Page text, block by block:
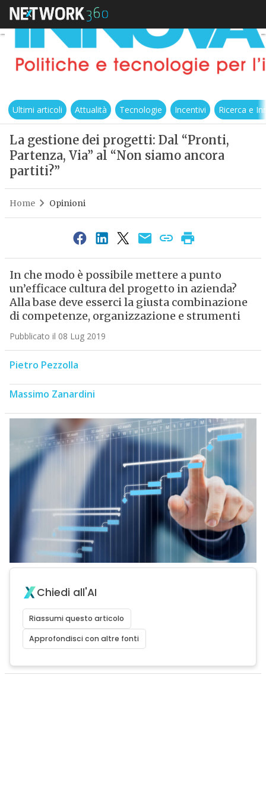
Ultimi articoli Attualità Tecnologie Incentivi Ricerca e
La gestione dei progetti: Dal “Pronti,
Partenza, Via” al “Non siamo ancora
partiti?”
Home Opinioni
In che modo è possibile mettere a punto
un’efficace cultura del progetto in azienda?
Alla base deve esserci la giusta combinazione
di competenze, organizzazione e strumenti
Pubblicato il 08 Lug 2019
Pietro Pezzolla
Massimo Zanardini
Chiedi all'AI
Riassumi questo articolo
Approfondisci con altre fonti